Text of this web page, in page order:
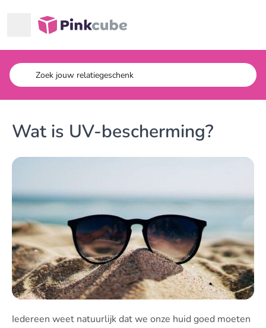
Pinkcube
Wat is UV-bescherming?
Iedereen weet natuurlijk dat we onze huid goed moeten